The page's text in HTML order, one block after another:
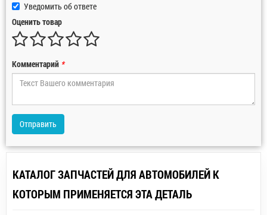
Уведомить об ответе
Оценить товар
Комментарий *
Отправить
КАТАЛОГ ЗАПЧАСТЕЙ ДЛЯ АВТОМОБИЛЕЙ К
КОТОРЫМ ПРИМЕНЯЕТСЯ ЭТА ДЕТАЛЬ